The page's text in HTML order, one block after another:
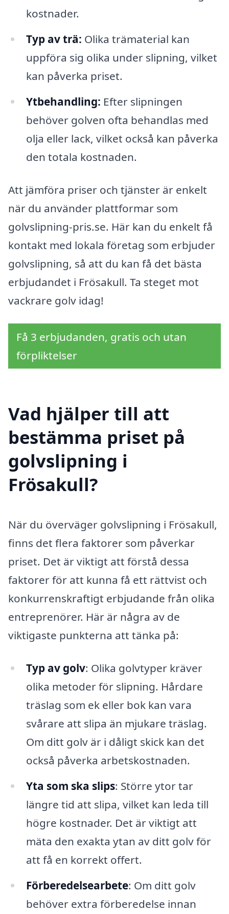
kostnader.
Typ av trä: Olika trämaterial kan
uppföra sig olika under slipning, vilket
kan påverka priset.
Ytbehandling: Efter slipningen
behöver golven ofta behandlas med
olja eller lack, vilket också kan påverka
den totala kostnaden.
Att jämföra priser och tjänster är enkelt
när du använder plattformar som
golvslipning-pris.se. Här kan du enkelt få
kontakt med lokala företag som erbjuder
golvslipning, så att du kan få det bästa
erbjudandet i Frösakull. Ta steget mot
vackrare golv idag!
Få 3 erbjudanden, gratis och utan
förpliktelser
Vad hjälper till att
bestämma priset på
golvslipning i
Frösakull?
När du överväger golvslipning i Frösakull,
finns det flera faktorer som påverkar
priset. Det är viktigt att förstå dessa
faktorer för att kunna få ett rättvist och
konkurrenskraftigt erbjudande från olika
entreprenörer. Här är några av de
viktigaste punkterna att tänka på:
Typ av golv: Olika golvtyper kräver
olika metoder för slipning. Hårdare
träslag som ek eller bok kan vara
svårare att slipa än mjukare träslag.
Om ditt golv är i dåligt skick kan det
också påverka arbetskostnaden.
Yta som ska slips: Större ytor tar
längre tid att slipa, vilket kan leda till
högre kostnader. Det är viktigt att
mäta den exakta ytan av ditt golv för
att få en korrekt offert.
Förberedelsearbete: Om ditt golv
behöver extra förberedelse innan